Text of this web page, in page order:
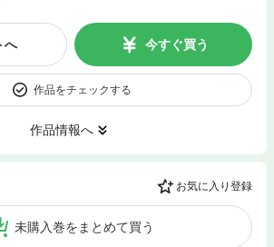
へ 今すぐ買う
作品をチェックする
作品情報へ
お気に入り登録
未購入巻をまとめて買う